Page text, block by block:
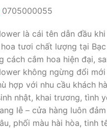
0705000055
là cái tên dẫn đầu
tươi chất lượng tại Bạc
cách cắm hoa hiện đại,
không ngừng đổi mới
hợp với nhu cầu khách
nhật, khai trương, tình
lễ – cửa hàng luôn
phối màu hài hòa, tinh